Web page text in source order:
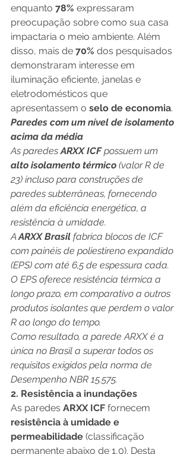
enquanto 78% expressaram
preocupação sobre como sua casa
impactaria o meio ambiente. Além
disso, mais de 70% dos pesquisados
demonstraram interesse em
iluminação eficiente, janelas e
eletrodomésticos que
apresentassem o selo de economia.
Paredes com um nível de isolamento
acima da média
As paredes ARXX ICF possuem um
alto isolamento térmico (valor R de
23) incluso para construções de
paredes subterrâneas, fornecendo
além da eficiência energética, a
resistência à umidade.
A ARXX Brasil fabrica blocos de ICF
com painéis de poliestireno expandido
(EPS) com até 6,5 de espessura cada.
O EPS oferece resistência térmica a
longo prazo, em comparativo a outros
produtos isolantes que perdem o valor
R ao longo do tempo.
Como resultado, a parede ARXX é a
única no Brasil a superar todos os
requisitos exigidos pela norma de
Desempenho NBR 15.575.
2. Resistência a inundações
As paredes ARXX ICF fornecem
resistência à umidade e
permeabilidade (classificação
permanente abaixo de 1,0). Desta